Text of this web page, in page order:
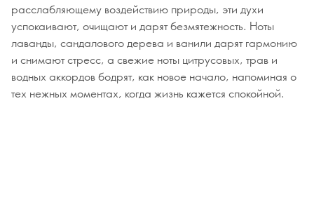
расслабляющему воздействию природы, эти духи
успокаивают, очищают и дарят безмятежность. Ноты
лаванды, сандалового дерева и ванили дарят гармонию
и снимают стресс, а свежие ноты цитрусовых, трав и
водных аккордов бодрят, как новое начало, напоминая о
тех нежных моментах, когда жизнь кажется спокойной.